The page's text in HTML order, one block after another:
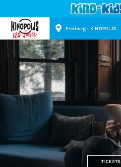
Kinopolis
Freiberg - KINOPOLIS
TICKETS